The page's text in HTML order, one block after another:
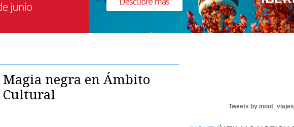
Magia negra en Ámbito
Cultural
Tweets by inout_viajes